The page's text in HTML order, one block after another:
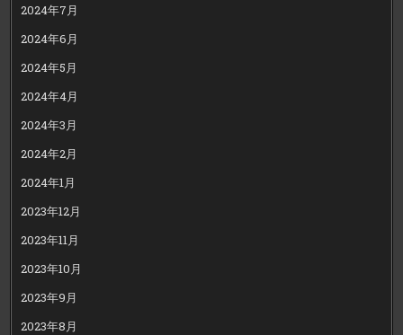
2024年7月
2024年6月
2024年5月
2024年4月
2024年3月
2024年2月
2024年1月
2023年12月
2023年11月
2023年10月
2023年9月
2023年8月